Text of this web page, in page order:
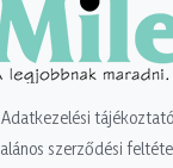
Adatkezelési tájékoztató
szerződési